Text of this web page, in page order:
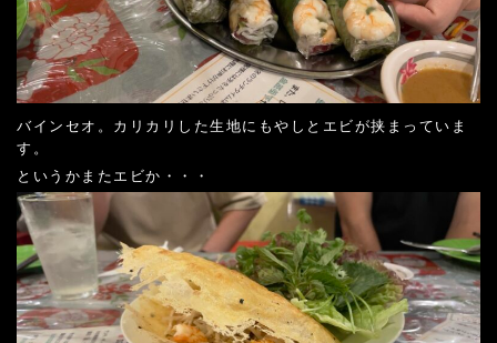
バインセオ。カリカリした生地にもやしとエビが挟まっていま
す。
というかまたエビか・・・